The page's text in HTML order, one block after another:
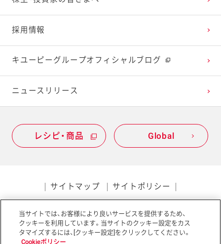
採用情報
キユーピーグループオフィシャルブログ
ニュースリリース
レシピ・商品 Global
サイトマップ サイトポリシー
ソーシャルメディアポリシー アクセシビリティ
当サイトでは、お客様により良いサービスを提供するため、
クッキーを利用しています。当サイトのクッキー設定をカス
タマイズするには、[クッキー設定]をクリックしてください。
Cookieポリシー